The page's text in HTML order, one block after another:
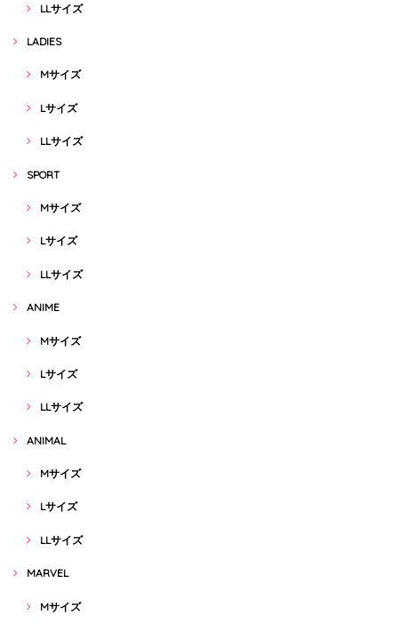
LLサイズ
LADIES
Mサイズ
Lサイズ
LLサイズ
SPORT
Mサイズ
Lサイズ
LLサイズ
ANIME
Mサイズ
Lサイズ
LLサイズ
ANIMAL
Mサイズ
Lサイズ
LLサイズ
MARVEL
Mサイズ